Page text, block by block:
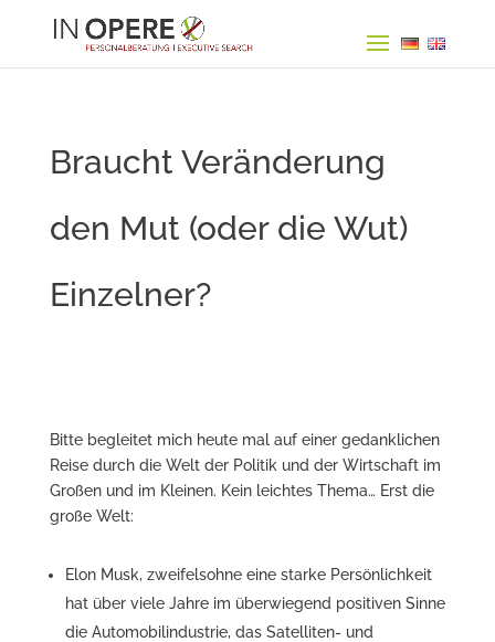
Braucht Veränderung
den Mut (oder die Wut)
Einzelner?
Bitte begleitet mich heute mal auf einer gedanklichen
Reise durch die Welt der Politik und der Wirtschaft im
Großen und im Kleinen. Kein leichtes Thema… Erst die
große Welt:
Elon Musk, zweifelsohne eine starke Persönlichkeit
hat über viele Jahre im überwiegend positiven Sinne
die Automobilindustrie, das Satelliten- und